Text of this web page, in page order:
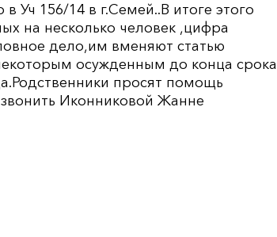
Уч 156/14 в г.Семей..В итоге этого
на несколько человек ,цифра
дело,им вменяют статью
осужденным до конца срока
просят помощь
Иконниковой Жанне